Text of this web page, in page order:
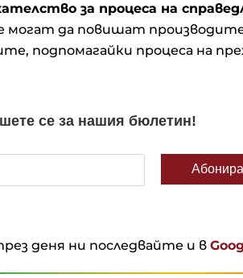
за процеса на
могат да повишат
подпомагайки процеса на
деня ни последвайте и в